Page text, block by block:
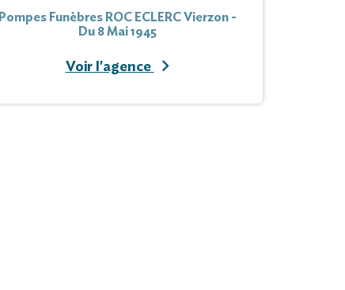
Pompes Funèbres ROC ECLERC Vierzon -
Du 8 Mai 1945
Voir l'agence